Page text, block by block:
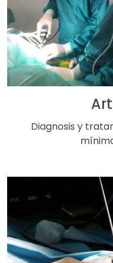
Diagnosis y